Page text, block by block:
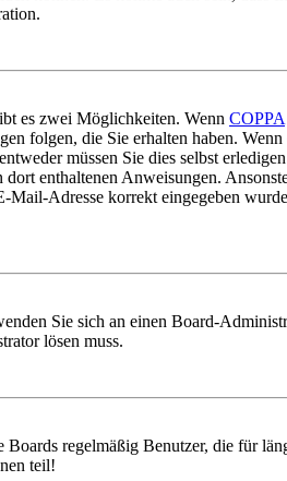
es zwei Möglichkeiten. Wenn COPPA
folgen, die Sie erhalten haben.
müssen Sie dies selbst
enthaltenen Anweisungen.
Adresse korrekt eingegeben
Sie sich an einen Board-
lösen muss.
regelmäßig Benutzer, die für
teil!